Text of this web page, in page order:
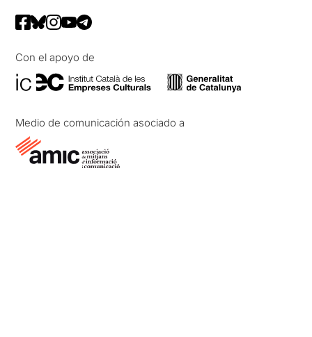
Con el apoyo de
Medio de comunicación asociado a